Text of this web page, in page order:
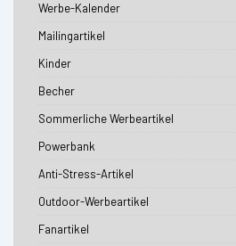
Werbe-Kalender
Mailingartikel
Kinder
Becher
Sommerliche Werbeartikel
Powerbank
Anti-Stress-Artikel
Outdoor-Werbeartikel
Fanartikel